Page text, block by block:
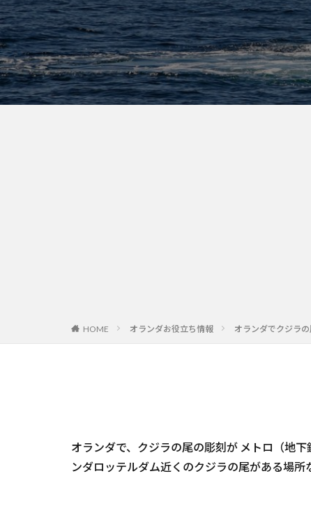
HOME オランダお役立ち情報 オランダでクジラ
オランダで、クジラの尾の彫刻が メトロ（地
ンダロッテルダム近くのクジラの尾がある場所